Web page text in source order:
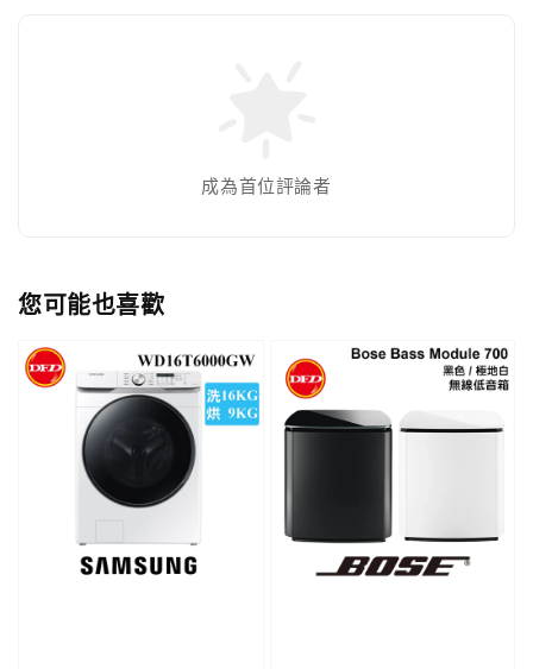
成為首位評論者
您可能也喜歡